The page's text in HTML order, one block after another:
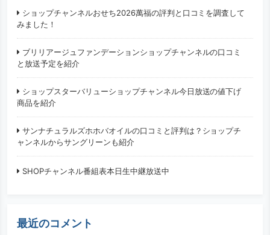
ショップチャンネルおせち2026萬福の評判と口コミを調査して
みました！
ブリリアージュファンデーションショップチャンネルの口コミ
と放送予定を紹介
ショップスターバリューショップチャンネル今日放送の値下げ
商品を紹介
サンナチュラルズホホバオイルの口コミと評判は？ショップチ
ャンネルからサングリーンも紹介
SHOPチャンネル番組表本日生中継放送中
最近のコメント